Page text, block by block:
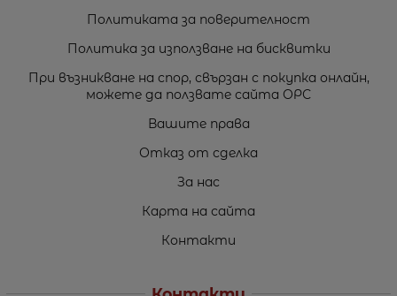
Политиката за поверителност
Политика за използване на бисквитки
При възникване на спор, свързан с покупка онлайн,
можете да ползвате сайта ОРС
Вашите права
Отказ от сделка
За нас
Карта на сайта
Контакти